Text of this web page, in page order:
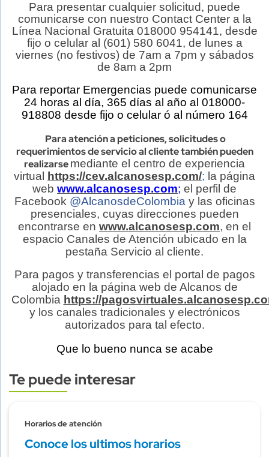
Para presentar cualquier solicitud, puede
comunicarse con nuestro Contact Center a la
Línea Nacional Gratuita 018000 954141, desde
fijo o celular al (601) 580 6041, de lunes a
viernes (no festivos) de 7am a 7pm y sábados
de 8am a 2pm
Para reportar Emergencias puede comunicarse
24 horas al día, 365 días al año al 018000-
918808 desde fijo o celular ó al número 164
Para atención a peticiones, solicitudes o
requerimientos de servicio al cliente también pueden
realizarsemediante el centro de experiencia
virtual
https://cev.alcanosesp.com/; la página
web www.alcanosesp.com; el perfil de
Facebook @AlcanosdeColombia y las oficinas
presenciales, cuyas direcciones pueden
encontrarse en www.alcanosesp.com, en el
espacio Canales de Atención ubicado en la
pestaña Servicio al cliente.
Para pagos y transferencias el portal de pagos
alojado en la página web de Alcanos de
Colombia https://
y los canales tradicionales y electrónicos
autorizados para tal efecto.
Que lo bueno nunca se acabe
Subtitulo
Te puede interesar
Horarios de atención
Conoce los ultimos horarios